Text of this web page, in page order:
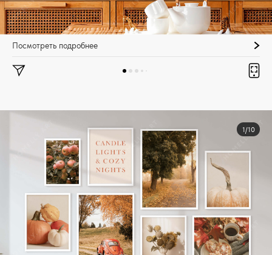
Посмотреть подробнее
1/10